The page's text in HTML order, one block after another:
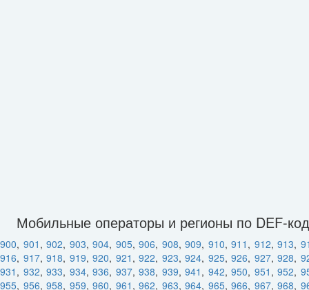
Мобильные операторы и регионы по DEF-
900, 901 , 902, 903, 904, 905, 906, 908, 909, 910, 911 , 912, 913,
916, 917, 918, 919, 920, 921 , 922, 923, 924, 925, 926, 927, 928,
931 , 932, 933, 934, 936, 937, 938, 939, 941 , 942, 950, 951 , 952,
955, 956, 958, 959, 960, 961 , 962, 963, 964, 965, 966, 967, 968,